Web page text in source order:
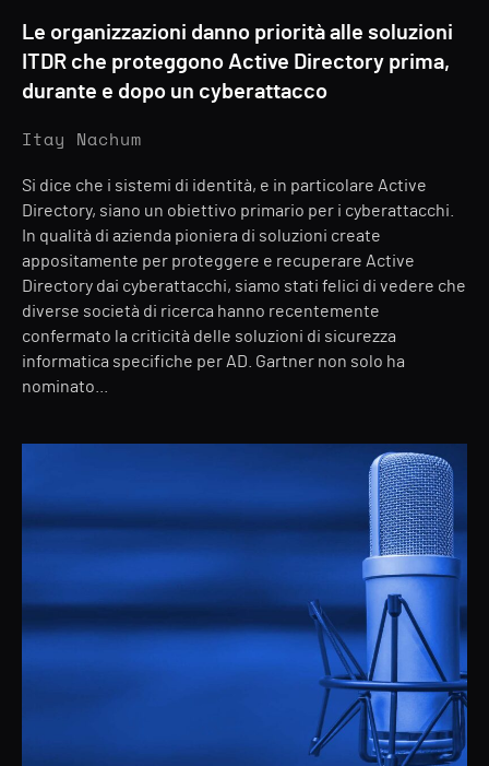
Le organizzazioni danno priorità alle soluzioni
ITDR che proteggono Active Directory prima,
durante e dopo un cyberattacco
Itay Nachum
Si dice che i sistemi di identità, e in particolare Active
Directory, siano un obiettivo primario per i cyberattacchi.
In qualità di azienda pioniera di soluzioni create
appositamente per proteggere e recuperare Active
Directory dai cyberattacchi, siamo stati felici di vedere che
diverse società di ricerca hanno recentemente
confermato la criticità delle soluzioni di sicurezza
informatica specifiche per AD. Gartner non solo ha
nominato...